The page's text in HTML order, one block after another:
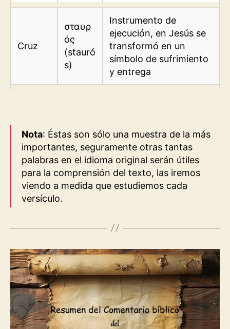
Cruz
σταυρ
ός
(stauró
s)
Instrumento de
ejecución, en Jesús se
transformó en un
símbolo de sufrimiento
y entrega
Nota: Éstas son sólo una muestra de la más
importantes, seguramente otras tantas
palabras en el idioma original serán útiles
para la comprensión del texto, las iremos
viendo a medida que estudiemos cada
versículo.